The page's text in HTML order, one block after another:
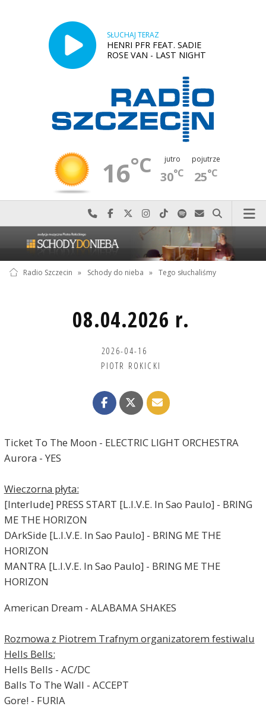
SŁUCHAJ TERAZ
HENRI PFR FEAT. SADIE
ROSE VAN - LAST NIGHT
16°C jutro
30°C
pojutrze
25°C
Najlepiej po prostu do nas zadzwoń
Odwiedź nas na Facebook-u
Odwiedź nas na X
Odwiedź nas na Instagram-ie
Odwiedź nas na TikTok-u
Szukaj nas na Spotify
Wyślij do nas
Szukaj
Radio Szczecin » Schody do nieba » Tego słuchaliśmy
08.04.2026 r.
2026-04-16
PIOTR ROKICKI
Ticket To The Moon - ELECTRIC LIGHT ORCHESTRA
Aurora - YES
Wieczorna płyta:
[Interlude] PRESS START [L.I.V.E. In Sao Paulo] - BRING
ME THE HORIZON
DArkSide [L.I.V.E. In Sao Paulo] - BRING ME THE
HORIZON
MANTRA [L.I.V.E. In Sao Paulo] - BRING ME THE
HORIZON
American Dream - ALABAMA SHAKES
Rozmowa z Piotrem Trafnym organizatorem festiwalu
Hells Bells:
Hells Bells - AC/DC
Balls To The Wall - ACCEPT
Gore! - FURIA